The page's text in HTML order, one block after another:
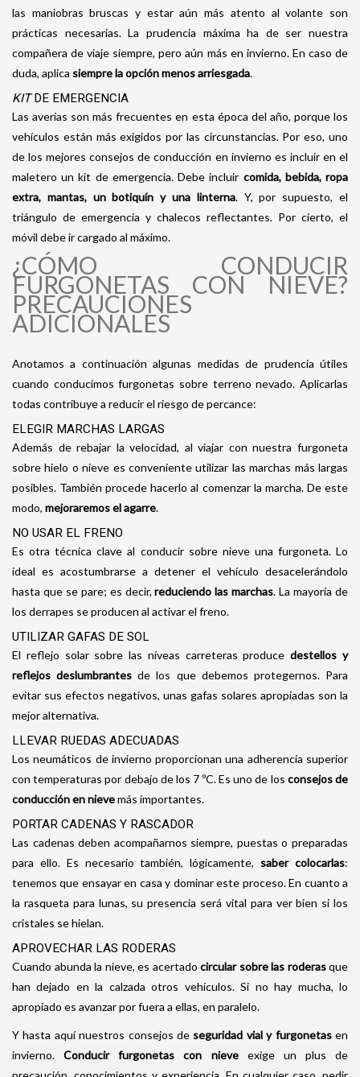
las maniobras bruscas y estar aún más atento al volante son
prácticas necesarias. La prudencia máxima ha de ser nuestra
compañera de viaje siempre, pero aún más en invierno. En caso de
duda, aplica siempre la opción menos arriesgada.
KITDE EMERGENCIA
Las averías son más frecuentes en esta época del año, porque los
vehículos están más exigidos por las circunstancias. Por eso, uno
de los mejores consejos de conducción en invierno es incluir en el
maletero un kit de emergencia. Debe incluir comida, bebida, ropa
extra, mantas, un botiquín y una linterna. Y, por supuesto, el
triángulo de emergencia y chalecos reflectantes. Por cierto, el
móvil debe ir cargado al máximo.
¿CÓMO CONDUCIR
FURGONETAS CON NIEVE?
PRECAUCIONES
ADICIONALES
Anotamos a continuación algunas medidas de prudencia útiles
cuando conducimos furgonetas sobre terreno nevado. Aplicarlas
todas contribuye a reducir el riesgo de percance:
ELEGIR MARCHAS LARGAS
Además de rebajar la velocidad, al viajar con nuestra furgoneta
sobre hielo o nieve es conveniente utilizar las marchas más largas
posibles. También procede hacerlo al comenzar la marcha. De este
modo, mejoraremos el agarre.
NO USAR EL FRENO
Es otra técnica clave al conducir sobre nieve una furgoneta. Lo
ideal es acostumbrarse a detener el vehículo desacelerándolo
hasta que se pare; es decir,reduciendo las marchas. La mayoría de
los derrapes se producen al activar el freno.
UTILIZAR GAFAS DE SOL
El reflejo solar sobre las níveas carreteras producedestellos y
reflejos deslumbrantes de los que debemos protegernos. Para
evitar sus efectos negativos, unas gafas solares apropiadas son la
mejor alternativa.
LLEVAR RUEDAS ADECUADAS
Los neumáticos de invierno proporcionan una adherencia superior
con temperaturas por debajo de los 7 ºC. Es uno de los consejos de
conducción en nievemás importantes.
PORTAR CADENAS Y RASCADOR
Las cadenas deben acompañarnos siempre, puestas o preparadas
para ello. Es necesario también, lógicamente, saber colocarlas:
tenemos que ensayar en casa y dominar este proceso. En cuanto a
la rasqueta para lunas, su presencia será vital para ver bien si los
cristales se hielan.
APROVECHAR LAS RODERAS
Cuando abunda la nieve, es acertado circular sobre las roderasque
han dejado en la calzada otros vehículos. Si no hay mucha, lo
apropiado es avanzar por fuera a ellas, en paralelo.
Y hasta aquí nuestros consejos de seguridad vial y furgonetasen
invierno.Conducir furgonetas con nieveexige un plus de